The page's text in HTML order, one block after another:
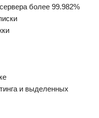
более 99.982%
и выделенных